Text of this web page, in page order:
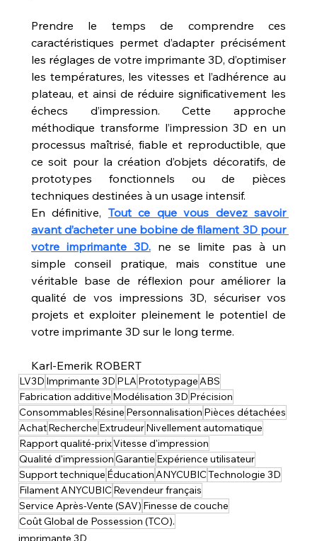
Prendre le temps de comprendre ces
caractéristiques permet d’adapter précisément
les réglages de votre imprimante 3D, d’optimiser
les températures, les vitesses et l’adhérence au
plateau, et ainsi de réduire significativement les
échecs d’impression. Cette approche
méthodique transforme l’impression 3D en un
processus maîtrisé, fiable et reproductible, que
ce soit pour la création d’objets décoratifs, de
prototypes fonctionnels ou de pièces
techniques destinées à un usage intensif.
En définitive, Tout ce que vous devez savoir
avant d’acheter une bobine de filament 3D pour
votre imprimante 3D. ne se limite pas à un
simple conseil pratique, mais constitue une
véritable base de réflexion pour améliorer la
qualité de vos impressions 3D, sécuriser vos
projets et exploiter pleinement le potentiel de
votre imprimante 3D sur le long terme.
Karl-Emerik ROBERT
LV3D Imprimante 3D PLAPrototypageABS
Fabrication additive Modélisation 3D Précision
Consommables Résine Personnalisation Pièces détachées
AchatRecherche ExtrudeurNivellement automatique
Rapport qualité-prixVitesse d'impression
Qualité d'impressionGarantie Expérience utilisateur
Support technique ÉducationANYCUBICTechnologie 3D
Filament ANYCUBIC Revendeur français
Service Après-Vente (SAV) Finesse de couche
Coût Global de Possession (TCO).
imprimante 3D